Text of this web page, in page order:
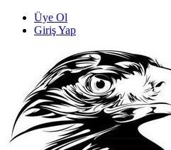
Üye Ol
Giriş Yap